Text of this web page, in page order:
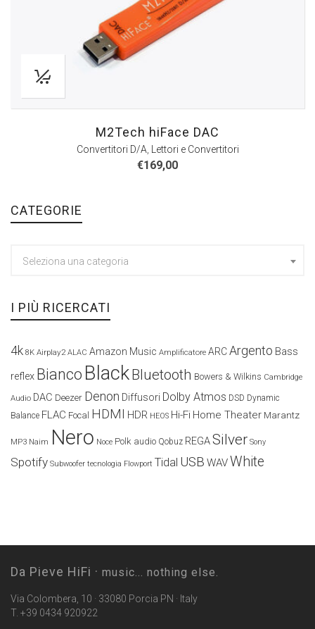
M2Tech hiFace DAC
Convertitori D/A, Lettori e Convertitori
€169,00
CATEGORIE
Seleziona una categoria
I PIÙ RICERCATI
4k 8K Airplay2 ALAC Amazon Music Amplificatore ARCArgento Bass
reflex Bianco BlackBluetooth Bowers & Wilkins Cambridge
Audio DAC Deezer Denon Diffusori Dolby Atmos DSD Dynamic
Balance FLAC Focal HDMI HDR HEOS Hi-Fi Home Theater Marantz
MP3 Naim Nero Noce Polk audio Qobuz REGASilver Sony
Spotify Subwoofer tecnologia Flowport Tidal USB WAVWhite
Da Pieve HiFi · music... nothing else.
Via Colombera, 10 · 33080 Porcia PN · Italy
T. +39 0434 920922